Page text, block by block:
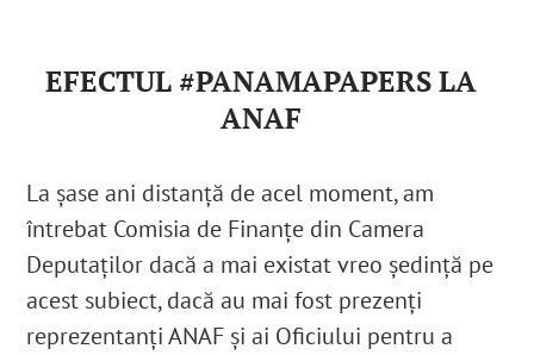
EFECTUL #PANAMAPAPERS LA
ANAF
La șase ani distanță de acel moment, am
întrebat Comisia de Finanțe din Camera
Deputaților dacă a mai existat vreo ședință pe
acest subiect, dacă au mai fost prezenți
reprezentanți ANAF și ai Oficiului pentru a